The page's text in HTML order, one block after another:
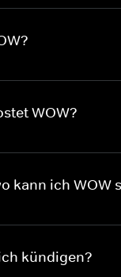
WOW?
kann ich WOW
kündigen?